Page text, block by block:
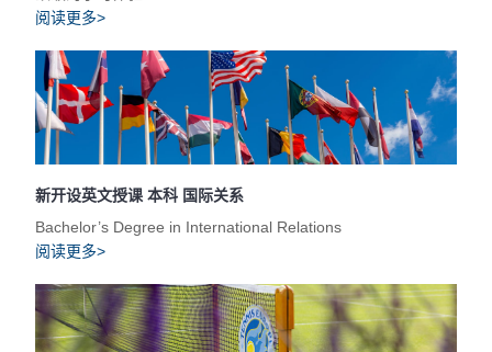
阅读更多>
新开设英文授课 本科 国际关系
Bachelor’s Degree in International Relations
阅读更多>